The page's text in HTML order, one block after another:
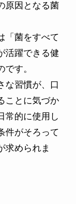
原因となる菌
「菌をすべて
活躍できる健
す。
な習慣が、口
ことに気づか
常的に使用し
件がそろって
求められま